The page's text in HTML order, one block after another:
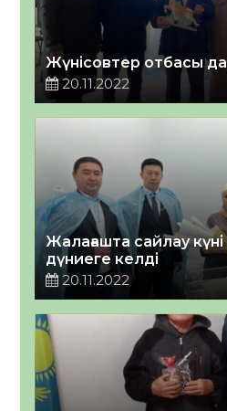
Жүнісовтер отбасы
20.11.2022
Жалағашта сайлау
дүниеге келді
20.11.2022